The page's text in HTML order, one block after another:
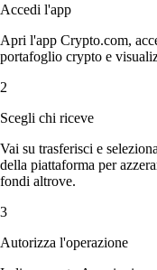
Accedi l'app
Apri l'app Crypto.com,
portafoglio crypto e
2
Scegli chi riceve
Vai su trasferisci e
della piattaforma per
fondi altrove.
3
Autorizza l'operazione